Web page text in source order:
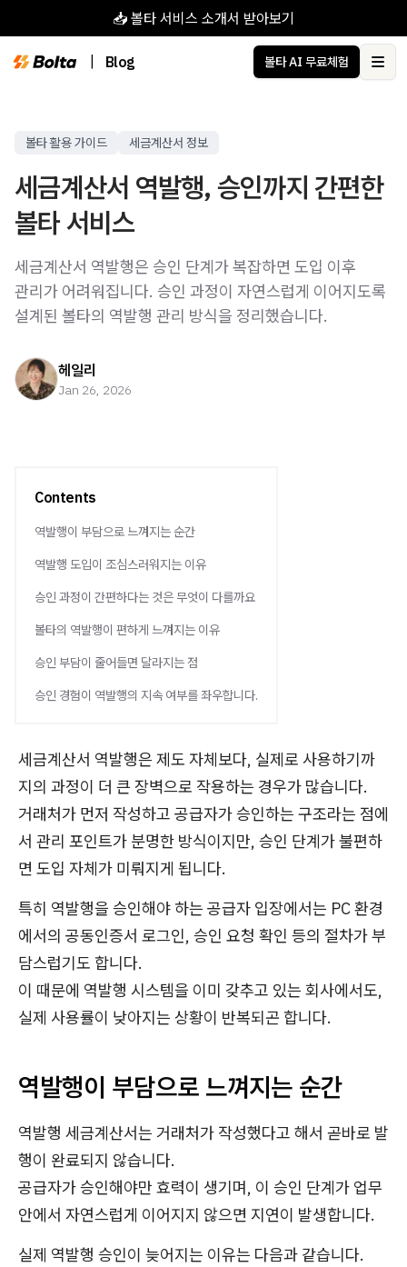
📥 볼타 서비스 소개서 받아보기
Blog 볼타 AI 무료체험
볼타 활용 가이드 세금계산서 정보
세금계산서 역발행, 승인까지 간편한
볼타 서비스
세금계산서 역발행은 승인 단계가 복잡하면 도입 이후
관리가 어려워집니다. 승인 과정이 자연스럽게 이어지도록
설계된 볼타의 역발행 관리 방식을 정리했습니다.
헤일리
Jan 26, 2026
Contents
역발행이 부담으로 느껴지는 순간
역발행 도입이 조심스러워지는 이유
승인 과정이 간편하다는 것은 무엇이 다를까요
볼타의 역발행이 편하게 느껴지는 이유
승인 부담이 줄어들면 달라지는 점
승인 경험이 역발행의 지속 여부를 좌우합니다.
세금계산서 역발행은 제도 자체보다, 실제로 사용하기까
지의 과정이 더 큰 장벽으로 작용하는 경우가 많습니다.
거래처가 먼저 작성하고 공급자가 승인하는 구조라는 점에
서 관리 포인트가 분명한 방식이지만, 승인 단계가 불편하
면 도입 자체가 미뤄지게 됩니다.
특히 역발행을 승인해야 하는 공급자 입장에서는 PC 환경
에서의 공동인증서 로그인, 승인 요청 확인 등의 절차가 부
담스럽기도 합니다.
이 때문에 역발행 시스템을 이미 갖추고 있는 회사에서도,
실제 사용률이 낮아지는 상황이 반복되곤 합니다.
역발행이 부담으로 느껴지는 순간
역발행 세금계산서는 거래처가 작성했다고 해서 곧바로 발
행이 완료되지 않습니다.
공급자가 승인해야만 효력이 생기며, 이 승인 단계가 업무
안에서 자연스럽게 이어지지 않으면 지연이 발생합니다.
실제 역발행 승인이 늦어지는 이유는 다음과 같습니다.